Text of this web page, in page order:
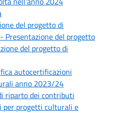
del progetto di
Presentazione del progetto
del progetto di
autocertificazioni
anno 2023/24
riparto dei contributi
per progetti culturali e